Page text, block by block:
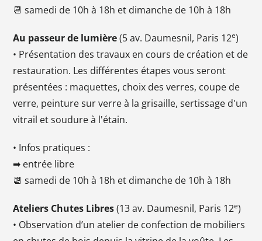
📆 samedi de 10h à 18h et dimanche de 10h à 18h
Au passeur de lumière(5 av. Daumesnil, Paris 12e)
• Présentation des travaux en cours de création et de
restauration. Les différentes étapes vous seront
présentées : maquettes, choix des verres, coupe de
verre, peinture sur verre à la grisaille, sertissage d'un
vitrail et soudure à l'étain.
• Infos pratiques :
➡ entrée libre
📆 samedi de 10h à 18h et dimanche de 10h à 18h
Ateliers Chutes Libres(13 av. Daumesnil, Paris 12e)
• Observation d’un atelier de confection de mobiliers